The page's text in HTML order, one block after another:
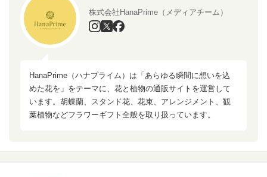
株式会社HanaPrime（メディアチーム）
HanaPrime（ハナプライム）は「あらゆる瞬間に想いを込
めた花を」をテーマに、花と植物の通販サイトを運営して
います。胡蝶蘭、スタンド花、花束、アレンジメント、観
葉植物などフラワーギフト全般を取り扱っています。